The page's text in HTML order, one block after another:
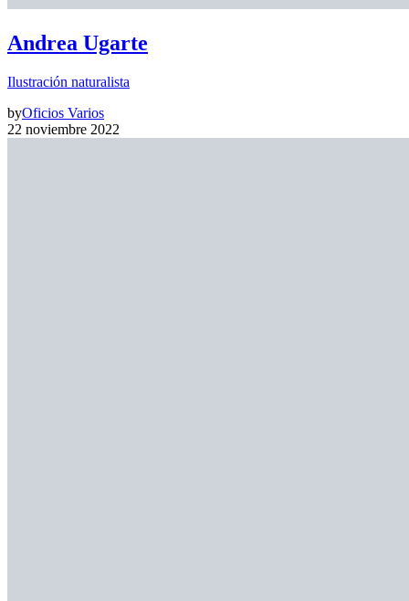
Andrea Ugarte
Ilustración naturalista
byOficios Varios
22 noviembre 2022